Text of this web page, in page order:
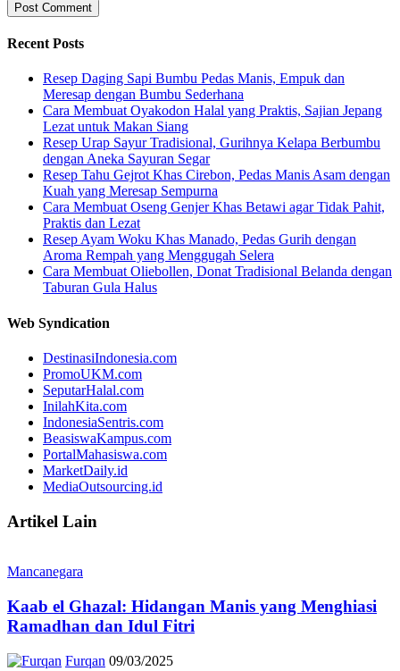
Recent Posts
Resep Daging Sapi Bumbu Pedas Manis, Empuk dan
Meresap dengan Bumbu Sederhana
Cara Membuat Oyakodon Halal yang Praktis, Sajian Jepang
Lezat untuk Makan Siang
Resep Urap Sayur Tradisional, Gurihnya Kelapa Berbumbu
dengan Aneka Sayuran Segar
Resep Tahu Gejrot Khas Cirebon, Pedas Manis Asam dengan
Kuah yang Meresap Sempurna
Cara Membuat Oseng Genjer Khas Betawi agar Tidak Pahit,
Praktis dan Lezat
Resep Ayam Woku Khas Manado, Pedas Gurih dengan
Aroma Rempah yang Menggugah Selera
Cara Membuat Oliebollen, Donat Tradisional Belanda dengan
Taburan Gula Halus
Web Syndication
DestinasiIndonesia.com
PromoUKM.com
SeputarHalal.com
InilahKita.com
IndonesiaSentris.com
BeasiswaKampus.com
PortalMahasiswa.com
MarketDaily.id
MediaOutsourcing.id
Artikel Lain
Mancanegara
Kaab el Ghazal: Hidangan Manis yang Menghiasi
Ramadhan dan Idul Fitri
Furqan 09/03/2025